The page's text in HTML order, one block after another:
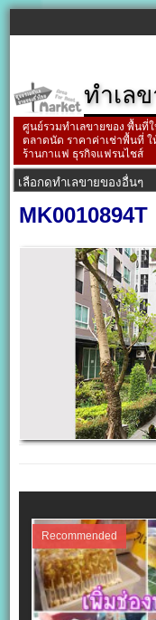
ทำเล
ศูนย์รวมทำเลขายของ พื้นที่
ตลาดนัด ราคาค่าเช่าพื้นที่ ใ
ร้านกาแฟ ธุรกิจแฟรนไชส์
MK0010894T
Recommended